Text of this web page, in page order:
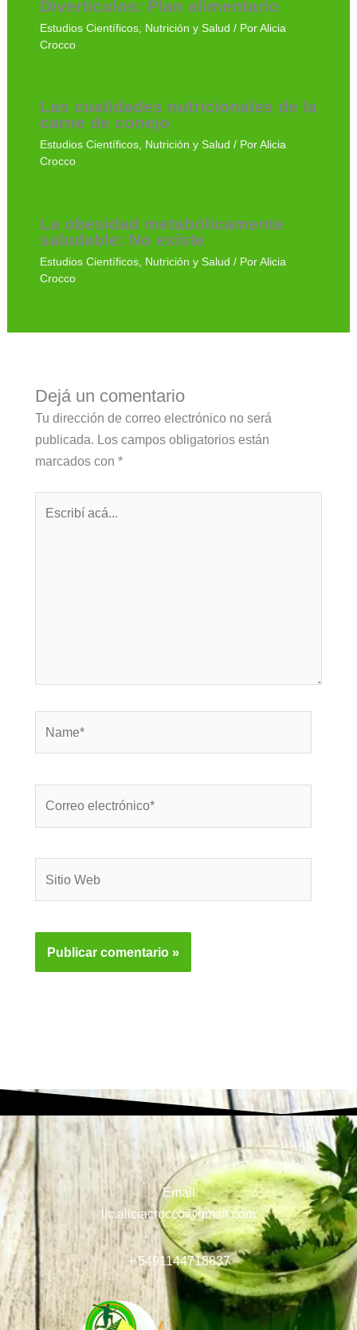
Divertículos: Plan alimentario
Estudios Científicos, Nutrición y Salud / Por Alicia
Crocco
Las cualidades nutricionales de la
carne de conejo
Estudios Científicos, Nutrición y Salud / Por Alicia
Crocco
La obesidad metabólicamente
saludable: No existe
Estudios Científicos, Nutrición y Salud / Por Alicia
Crocco
Dejá un comentario
Tu dirección de correo electrónico no será
publicada. Los campos obligatorios están
marcados con *
Email
lic.aliciacrocco@gmail.com
+ 5491144718837